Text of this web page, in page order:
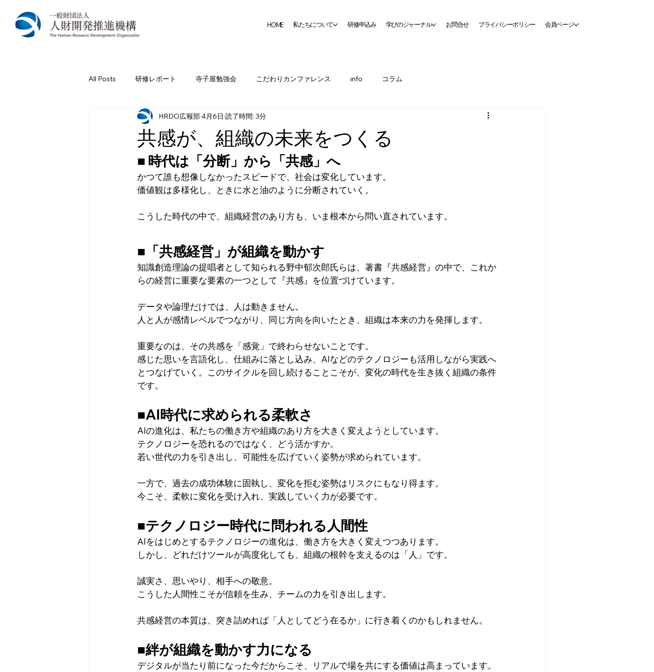
HOME 私たちについて 研修申込み 学びのジャーナル お問合せ プライバシーポリシー 会員ページ
All Posts 研修レポート 寺子屋勉強会 こだわりカンファレンス info コラム
共感が、組織の未来をつくる
HRDO広報部4月6日 読了時間: 3分
■ 時代は「分断」から「共感」へ
かつて誰も想像しなかったスピードで、社会は変化しています。
価値観は多様化し、ときに水と油のように分断されていく。
こうした時代の中で、組織経営のあり方も、いま根本から問い直されています。
■「共感経営」が組織を動かす
知識創造理論の提唱者として知られる野中郁次郎氏らは、著書『共感経営』の中で、これか
らの経営に重要な要素の一つとして『共感』を位置づけています。
データや論理だけでは、人は動きません。
人と人が感情レベルでつながり、同じ方向を向いたとき、組織は本来の力を発揮します。
重要なのは、その共感を「感覚」で終わらせないことです。
感じた思いを言語化し、仕組みに落とし込み、AIなどのテクノロジーも活用しながら実践へ
とつなげていく。このサイクルを回し続けることこそが、変化の時代を生き抜く組織の条件
です。
■AI時代に求められる柔軟さ
AIの進化は、私たちの働き方や組織のあり方を大きく変えようとしています。
テクノロジーを恐れるのではなく、どう活かすか。
若い世代の力を引き出し、可能性を広げていく姿勢が求められています。
一方で、過去の成功体験に固執し、変化を拒む姿勢はリスクにもなり得ます。
今こそ、柔軟に変化を受け入れ、実践していく力が必要です。
■テクノロジー時代に問われる人間性
AIをはじめとするテクノロジーの進化は、働き方を大きく変えつつあります。
しかし、どれだけツールが高度化しても、組織の根幹を支えるのは「人」です。
誠実さ、思いやり、相手への敬意。
こうした人間性こそが信頼を生み、チームの力を引き出します。
共感経営の本質は、突き詰めれば「人としてどう在るか」に行き着くのかもしれません。
■絆が組織を動かす力になる
デジタルが当たり前になった今だからこそ、リアルで場を共にする価値は高まっています。